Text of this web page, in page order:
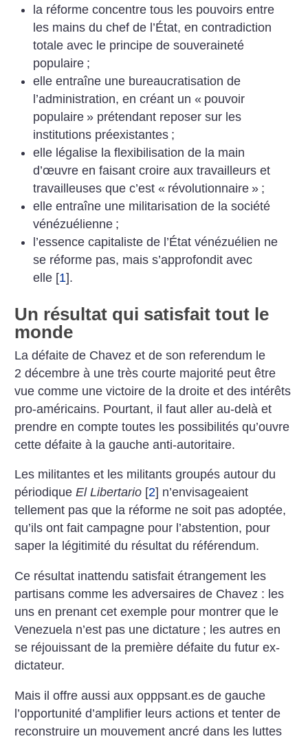
la réforme concentre tous les pouvoirs entre
les mains du chef de l’État, en contradiction
totale avec le principe de souveraineté
populaire ;
elle entraîne une bureaucratisation de
l’administration, en créant un « pouvoir
populaire » prétendant reposer sur les
institutions préexistantes ;
elle légalise la flexibilisation de la main
d’œuvre en faisant croire aux travailleurs et
travailleuses que c’est « révolutionnaire » ;
elle entraîne une militarisation de la société
vénézuélienne ;
l’essence capitaliste de l’État vénézuélien ne
se réforme pas, mais s’approfondit avec
elle[1].
Un résultat qui satisfait tout le
monde
La défaite de Chavez et de son referendum le
2 décembre à une très courte majorité peut être
vue comme une victoire de la droite et des intérêts
pro-américains. Pourtant, il faut aller au-delà et
prendre en compte toutes les possibilités qu’ouvre
cette défaite à la gauche anti-autoritaire.
Les militantes et les militants groupés autour du
périodiqueEl Libertario [2] n’envisageaient
tellement pas que la réforme ne soit pas adoptée,
qu’ils ont fait campagne pour l’abstention, pour
saper la légitimité du résultat du référendum.
Ce résultat inattendu satisfait étrangement les
partisans comme les adversaires de Chavez : les
uns en prenant cet exemple pour montrer que le
Venezuela n’est pas une dictature ; les autres en
se réjouissant de la première défaite du futur ex-
dictateur.
Mais il offre aussi aux opppsant.es de gauche
l’opportunité d’amplifier leurs actions et tenter de
reconstruire un mouvement ancré dans les luttes